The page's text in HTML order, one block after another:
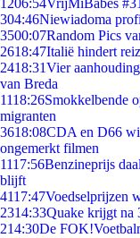
1206:54VrijMiBabes
304:46Niewiadoma
3500:07Random Pics
2618:47Italië hindert
2418:31Vier
van Breda
1118:26Smokkelbende
migranten
3618:08CDA en D66
ongemerkt filmen
1117:56Benzineprijs
blijft
4117:47Voedselprijzen
2314:33Quake krijgt na
214:30De